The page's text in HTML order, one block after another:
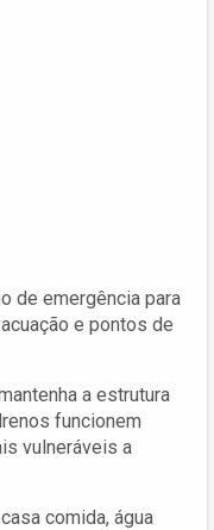
de emergência para
e pontos de
a estrutura
funcionem
vulneráveis a
comida, água